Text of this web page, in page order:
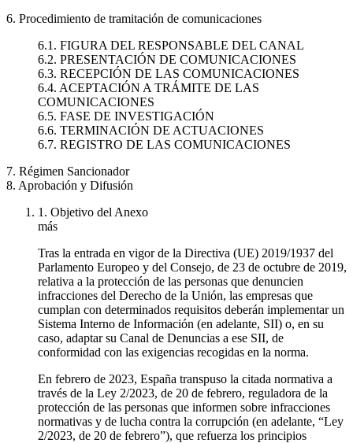
6. Procedimiento de tramitación de comunicaciones
6.1. FIGURA DEL RESPONSABLE DEL CANAL
6.2. PRESENTACIÓN DE COMUNICACIONES
6.3. RECEPCIÓN DE LAS COMUNICACIONES
6.4. ACEPTACIÓN A TRÁMITE DE LAS
COMUNICACIONES
6.5. FASE DE INVESTIGACIÓN
6.6. TERMINACIÓN DE ACTUACIONES
6.7. REGISTRO DE LAS COMUNICACIONES
7. Régimen Sancionador
8. Aprobación y Difusión
1. Objetivo del Anexo
más
Tras la entrada en vigor de la Directiva (UE) 2019/1937 del
Parlamento Europeo y del Consejo, de 23 de octubre de 2019,
relativa a la protección de las personas que denuncien
infracciones del Derecho de la Unión, las empresas que
cumplan con determinados requisitos deberán implementar un
Sistema Interno de Información (en adelante, SII) o, en su
caso, adaptar su Canal de Denuncias a ese SII, de
conformidad con las exigencias recogidas en la norma.
En febrero de 2023, España transpuso la citada normativa a
través de la Ley 2/2023, de 20 de febrero, reguladora de la
protección de las personas que informen sobre infracciones
normativas y de lucha contra la corrupción (en adelante, “Ley
2/2023, de 20 de febrero”), que refuerza los principios